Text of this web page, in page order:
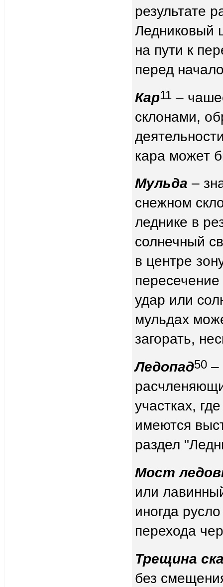
результате
Ледниковый
на пути к
перед
Кар11 –
склонами,
кара может
Мульда –
снежном
леднике в
солнечный
в центре
удар или
мульдах
загорать,
Ледопад50 –
участках,
имеются
раздел
Мост
или
иногда
перехода
Трещина
без